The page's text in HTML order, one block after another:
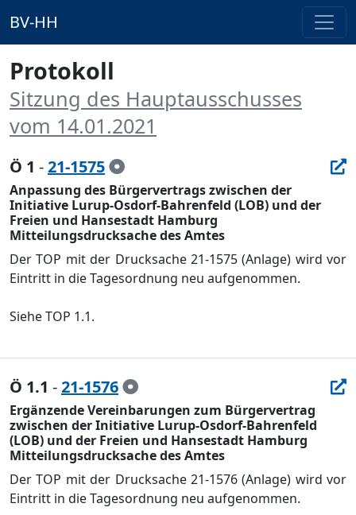
BV-HH
Protokoll
Sitzung des Hauptausschusses
vom 14.01.2021
Ö 1 -21-1575
Anpassung des Bürgervertrags zwischen der
Initiative Lurup-Osdorf-Bahrenfeld (LOB) und der
Freien und Hansestadt Hamburg
Mitteilungsdrucksache des Amtes
Der TOP mit der Drucksache 21-1575 (Anlage) wird vor
Eintritt in die Tagesordnung neu aufgenommen.
Siehe TOP 1.1.
Ö 1.1 -21-1576
Ergänzende Vereinbarungen zum Bürgervertrag
zwischen der Initiative Lurup-Osdorf-Bahrenfeld
(LOB) und der Freien und Hansestadt Hamburg
Mitteilungsdrucksache des Amtes
Der TOP mit der Drucksache 21-1576 (Anlage) wird vor
Eintritt in die Tagesordnung neu aufgenommen.